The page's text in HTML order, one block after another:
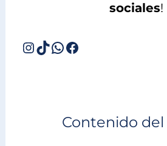
sociales!
Contenido del